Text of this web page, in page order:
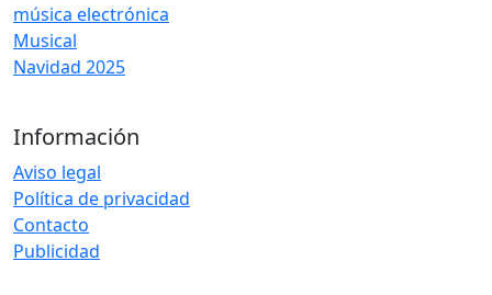
música electrónica
Musical
Navidad 2025
Información
Aviso legal
Política de privacidad
Contacto
Publicidad